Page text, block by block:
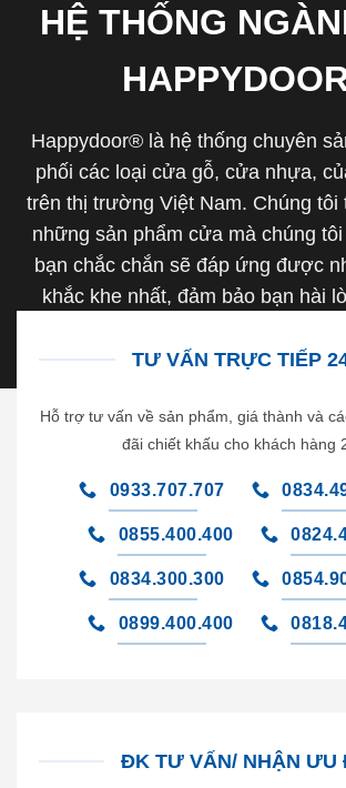
HỆ THỐNG
Happydoor® là hệ thống chuyên
phối các loại cửa gỗ, cửa nhựa,
trên thị trường Việt Nam. Chúng tôi
những sản phẩm cửa mà chúng
bạn chắc chắn sẽ đáp ứng được
khắc khe nhất, đảm bảo bạn hài
TƯ VẤN TRỰC TIẾP
Hỗ trợ tư vấn về sản phẩm, giá thành và
đãi chiết khấu cho khách hàng
0933.707.707
0855.400.400
0834.300.300
0899.400.400
ĐK TƯ VẤN/ NHẬN ƯU